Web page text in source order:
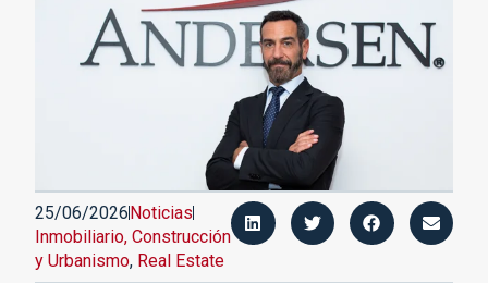
25/06/2026Noticias
Inmobiliario, Construcción
y Urbanismo, Real Estate